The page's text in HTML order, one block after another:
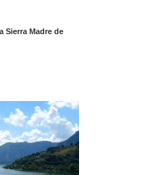
Sierra Madre de